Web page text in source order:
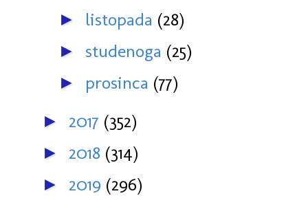
► listopada (28)
► studenoga (25)
► prosinca (77)
► 2017 (352)
► 2018 (314)
► 2019 (296)